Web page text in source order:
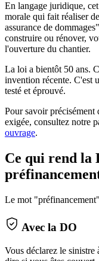
En langage juridique,
morale qui fait réaliser
assurance de
construire ou rénover,
l'ouverture du chantier.
La loi a bientôt 50 ans.
invention récente. C'est
testé et éprouvé.
Pour savoir précisément
exigée, consultez notre
ouvrage.
Ce qui rend la
Le mot
Avec la DO
Vous déclarez le sinistre